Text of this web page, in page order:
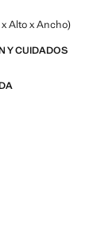
Alto x Ancho)
Y CUIDADOS